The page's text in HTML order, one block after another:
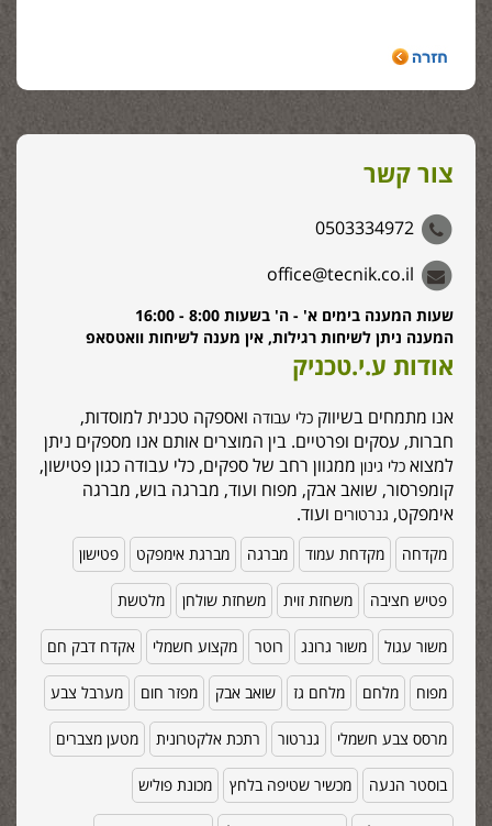
צור קשר
0503334972
office@tecnik.co.il
שעות המענה בימים א' - ה' בשעות 8:00 - 16:00
המענה ניתן לשיחות רגילות, אין מענה לשיחות וואטסאפ
אודות ע.י.טכניק
אנו מתמחים בשיווק כלי עבודה ואספקה טכנית למוסדות,
חברות, עסקים ופרטיים. בין המוצרים אותם אנו מספקים ניתן
למצוא כלי גינון ממגוון רחב של ספקים, כלי עבודה כגון פטישון,
קומפרסור, שואב אבק, מפוח ועוד, מברגה בוש, מברגה
אימפקט, גנרטורים ועוד.
מקדחה מקדחת עמוד מברגה מברגת אימפקט פטישון
פטיש חציבה משחזת זוית משחזת שולחן מלטשת
משור עגול משור גרונג רוטר מקצוע חשמלי אקדח דבק חם
מפוח מלחם מלחם גז שואב אבק מפזר חום מערבל צבע
מרסס צבע חשמלי גנרטור רתכת אלקטרונית מטען מצברים
בוסטר הנעה מכשיר שטיפה בלחץ מכונת פוליש